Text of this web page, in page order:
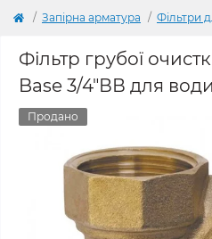
Запірна арматура Фільтри
Фільтр грубої
Base 3/4"ВВ для
Продано